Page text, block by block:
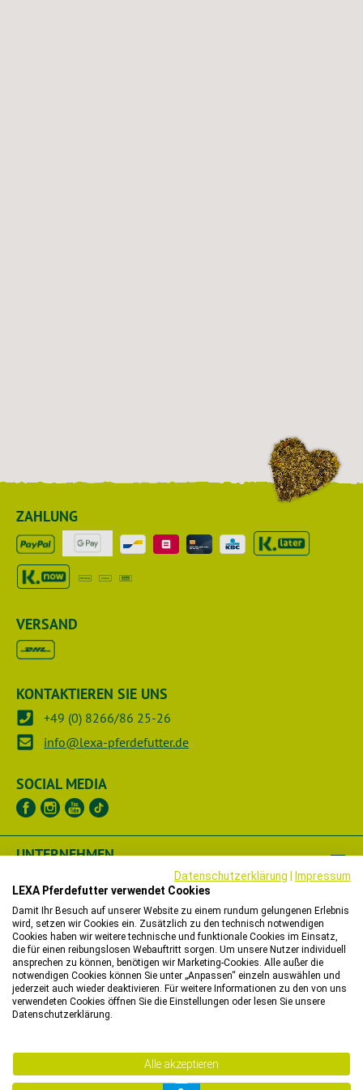
ZAHLUNG
VERSAND
KONTAKTIEREN SIE UNS
+49 (0) 8266/86 25-26
info@lexa-pferdefutter.de
SOCIAL MEDIA
UNTERNEHMEN
RECHTLICHES
HÄNDLER
WIR HELFEN IHNEN
Bitte beachten Sie, dass wir in unserem Onlineshop nur
entgegennehmen können.
Sie möchten in ein anderes Land liefern lassen? Dann
Datenschutzerklärung
Impressum
LEXA Pferdefutter verwendet Cookies
Damit Ihr Besuch auf unserer Website zu einem rundum gelungenen Erlebnis
wird, setzen wir Cookies ein. Zusätzlich zu den technisch notwendigen
Cookies haben wir weitere technische und funktionale Cookies im Einsatz,
die für einen reibungslosen Webauftritt sorgen. Um unsere Nutzer individuell
ansprechen zu können, benötigen wir Marketing-Cookies. Alle außer die
notwendigen Cookies können Sie unter „Anpassen“ einzeln auswählen und
jederzeit auch wieder deaktivieren. Für weitere Informationen zu den von uns
verwendeten Cookies öffnen Sie die Einstellungen oder lesen Sie unsere
Datenschutzerklärung.
Alle akzeptieren